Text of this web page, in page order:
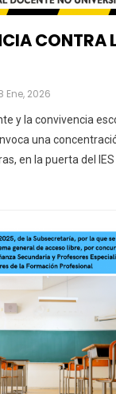
CONTRA
Ene, 2026
y la convivencia
una
en la puerta del